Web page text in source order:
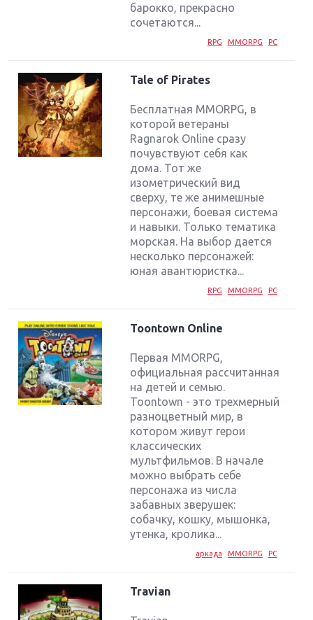
барокко, прекрасно
сочетаются...
RPG MMORPG PC
Tale of Pirates
Бесплатная MMORPG, в
которой ветераны
Ragnarok Online сразу
почувствуют себя как
дома. Тот же
изометрический вид
сверху, те же анимешные
персонажи, боевая система
и навыки. Только тематика
морская. На выбор дается
несколько персонажей:
юная авантюристка...
RPG MMORPG PC
Toontown Online
Первая MMORPG,
официальная рассчитанная
на детей и семью.
Toontown - это трехмерный
разноцветный мир, в
котором живут герои
классических
мультфильмов. В начале
можно выбрать себе
персонажа из числа
забавных зверушек:
собачку, кошку, мышонка,
утенка, кролика...
аркада MMORPG PC
Travian